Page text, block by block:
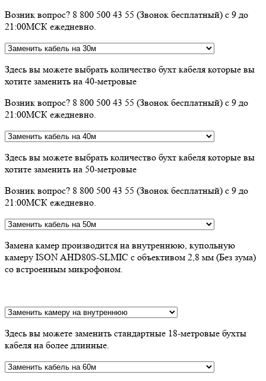
Возник вопрос? 8 800 500 43 55 (Звонок бесплатный) с 9 до
21:00МСК ежедневно.
Здесь вы можете выбрать количество бухт кабеля которые вы
хотите заменить на 40-метровые
Возник вопрос? 8 800 500 43 55 (Звонок бесплатный) с 9 до
21:00МСК ежедневно.
Здесь вы можете выбрать количество бухт кабеля которые вы
хотите заменить на 50-метровые
Возник вопрос? 8 800 500 43 55 (Звонок бесплатный) с 9 до
21:00МСК ежедневно.
Замена камер производится на внутреннюю, купольную
камеру ISON AHD80S-SLMIC с объективом 2,8 мм (Без зума)
со встроенным микрофоном.
Здесь вы можете заменить стандартные 18-метровые бухты
кабеля на более длинные.